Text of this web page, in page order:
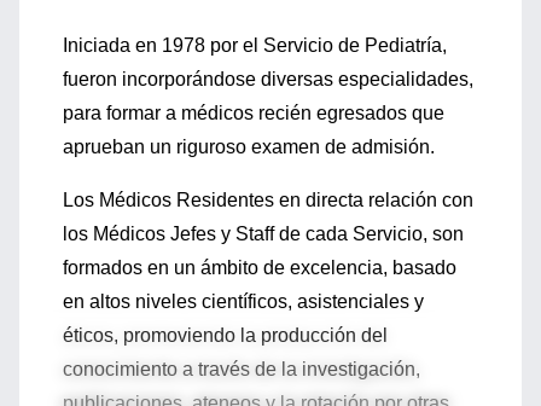
Iniciada en 1978 por el Servicio de Pediatría,
fueron incorporándose diversas especialidades,
para formar a médicos recién egresados que
aprueban un riguroso examen de admisión.
Los Médicos Residentes en directa relación con
los Médicos Jefes y Staff de cada Servicio, son
formados en un ámbito de excelencia, basado
en altos niveles científicos, asistenciales y
éticos, promoviendo la producción del
conocimiento a través de la investigación,